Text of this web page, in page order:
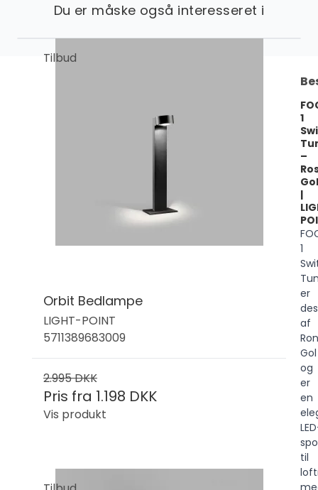
Du er måske også interesseret i
Tilbud
Orbit Bedlampe
LIGHT-POINT
5711389683009
2.995 DKK
Pris fra 1.198 DKK
Vis produkt
1
–
|
1
er
af
Gol
og
er
en
til